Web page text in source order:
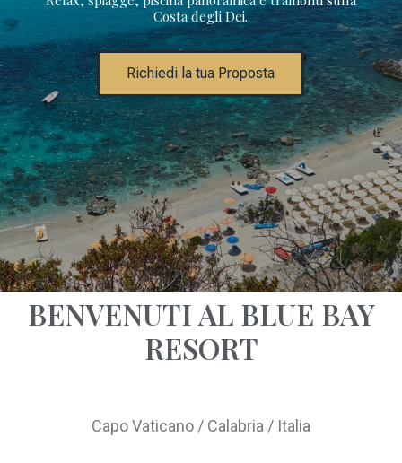
Costa degli Dei.
Richiedi la tua Proposta
BENVENUTI AL BLUE BAY
RESORT
Capo Vaticano / Calabria / Italia